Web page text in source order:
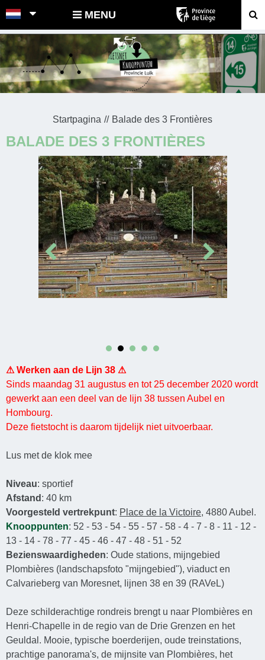
POINTS-NOEUDS MENU
Startpagina Balade des 3 Frontières
BALADE DES 3 FRONTIÈRES
Prev Next
⚠ Werken aan de Lijn 38 ⚠
Sinds maandag 31 augustus en tot 25 december 2020 wordt
gewerkt aan een deel van de lijn 38 tussen Aubel en
Hombourg.
Deze fietstocht is daarom tijdelijk niet uitvoerbaar.
Lus met de klok mee
Niveau: sportief
Afstand : 40 km
Voorgesteld vertrekpunt: Place de la Victoire, 4880 Aubel.
Knooppunten: 52 - 53 - 54 - 55 - 57 - 58 - 4 - 7 - 8 - 11 - 12 -
13 - 14 - 78 - 77 - 45 - 46 - 47 - 48 - 51 - 52
Bezienswaardigheden: Oude stations, mijngebied
Plombières (landschapsfoto "mijngebied"), viaduct en
Calvarieberg van Moresnet, lijnen 38 en 39 (RAVeL)
Deze schilderachtige rondreis brengt u naar Plombières en
Henri-Chapelle in de regio van de Drie Grenzen en het
Geuldal. Mooie, typische boerderijen, oude treinstations,
prachtige panorama's, de mijnsite van Plombières, het